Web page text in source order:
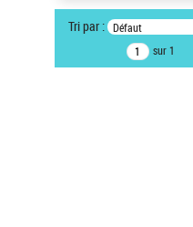
Type de notice d'autorité
Tri par : Défaut
sur 1